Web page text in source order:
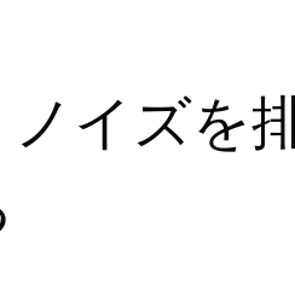
イズを